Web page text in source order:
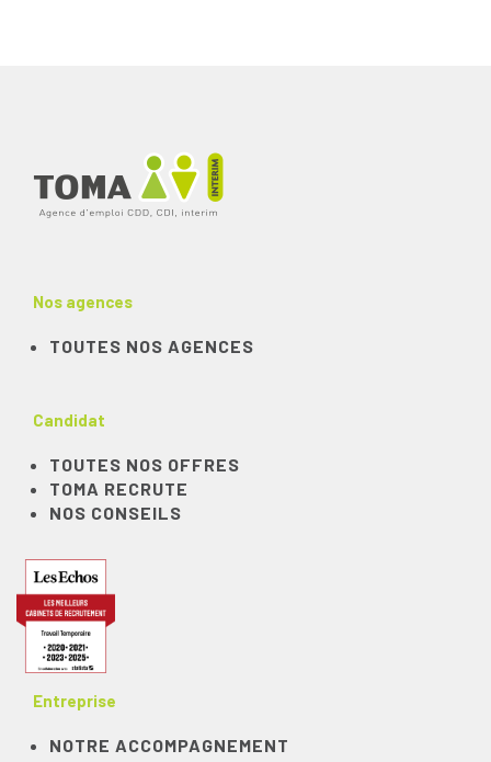
Nos agences
TOUTES NOS AGENCES
Candidat
TOUTES NOS OFFRES
TOMA RECRUTE
NOS CONSEILS
Entreprise
NOTRE ACCOMPAGNEMENT